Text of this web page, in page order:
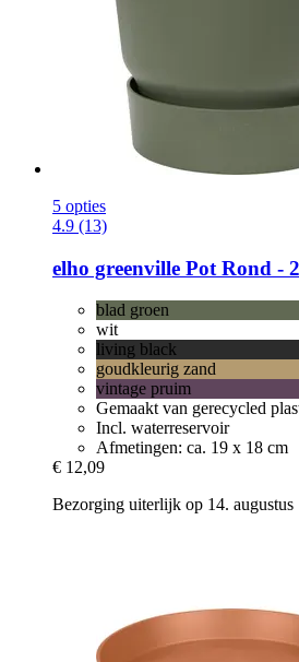
5 opties
4.9 (13)
elho greenville Pot Rond -​
blad groen
wit
living black
goudkleurig zand
vintage pruim
Gemaakt van gerecycled
Incl. waterreservoir
Afmetingen: ca. 19 x 18 cm
€ 12,09
Bezorging uiterlijk op 14. augustus